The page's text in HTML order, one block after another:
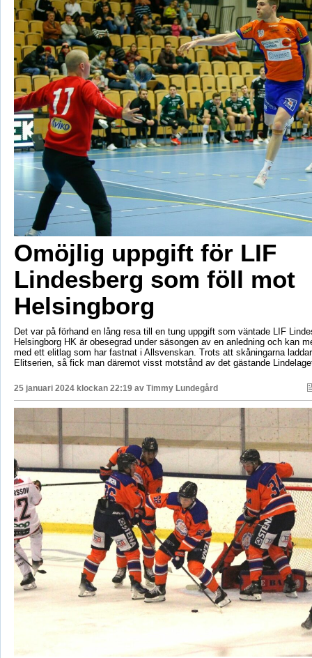
Omöjlig uppgift för LIF
Lindesberg som föll mot
Helsingborg
Det var på förhand en lång resa till en tung uppgift som väntade LIF
Helsingborg HK är obesegrad under säsongen av en anledning och kan
med ett elitlag som har fastnat i Allsvenskan. Trots att skåningarna
Elitserien, så fick man däremot visst motstånd av det gästande
25 januari 2024 klockan 22:19 av Timmy Lundegård